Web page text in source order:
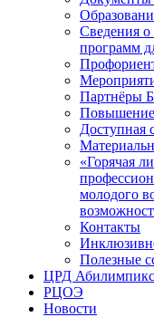
Сведения о
программ
Партнёры
Доступная
«Горячая
молодого
Контакты
Полезные
ЦРД Абилимпикс
РЦОЭ
Новости